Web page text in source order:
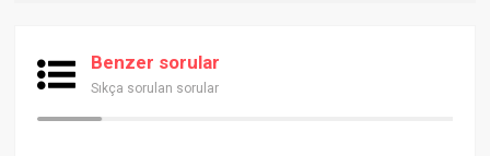
Benzer sorular
Sıkça sorulan sorular